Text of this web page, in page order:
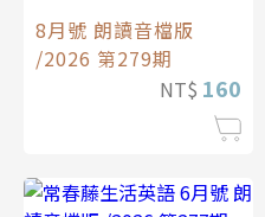
8月號 朗讀音檔版
/2026 第279期
NT$ 160